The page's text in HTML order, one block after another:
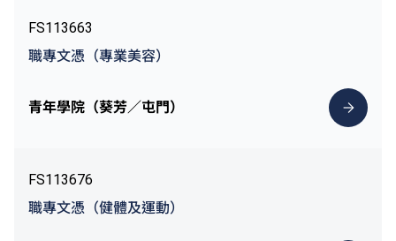
FS113663
職專文憑（專業美容）
青年學院（葵芳／屯門）
FS113676
職專文憑（健體及運動）